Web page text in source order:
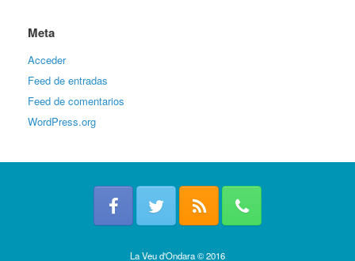
Meta
Acceder
Feed de entradas
Feed de comentarios
WordPress.org
La Veu d'Ondara © 2016